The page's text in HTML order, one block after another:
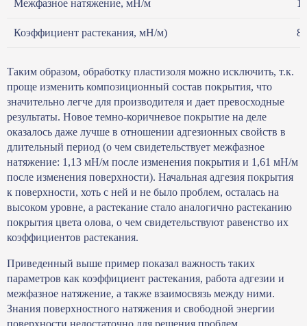
Межфазное натяжение, мН/м
Коэффициент растекания, мН/м)
Таким образом, обработку пластизоля можно исключить, т.к.
проще изменить композиционный состав покрытия, что
значительно легче для производителя и дает превосходные
результаты. Новое темно-коричневое покрытие на деле
оказалось даже лучше в отношении адгезионных свойств в
длительный период (о чем свидетельствует межфазное
натяжение: 1,13 мН/м после изменения покрытия и 1,61 мН/м
после изменения поверхности). Начальная адгезия покрытия
к поверхности, хоть с ней и не было проблем, осталась на
высоком уровне, а растекание стало аналогично растеканию
покрытия цвета олова, о чем свидетельствуют равенство их
коэффициентов растекания.
Приведенный выше пример показал важность таких
параметров как коэффициент растекания, работа адгезии и
межфазное натяжение, а также взаимосвязь между ними.
Знания поверхностного натяжения и свободной энергии